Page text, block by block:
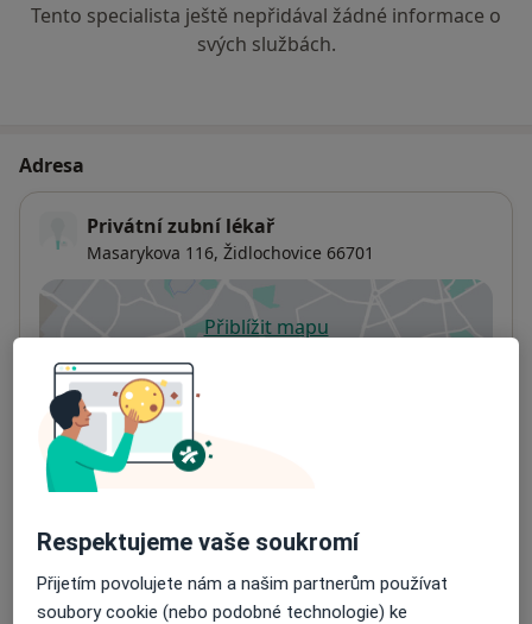
Tento specialista ještě nepřidával žádné informace o
svých službách.
Adresa
Privátní zubní lékař
Masarykova 116, Židlochovice 66701
Přiblížit mapuse otevře v nové záložce
Dostupnost
Na této adrese online kalendář není aktivní
Co mám v takové situaci udělat?
Způsoby platby (soukromé návštěvy)
Na teto adrese lékař přijímá pacienty na pojišťovnu
Detaily
Respektujeme vaše soukromí
Přijetím povolujete nám a našim partnerům používat
soubory cookie (nebo podobné technologie) ke